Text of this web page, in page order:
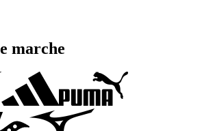
marche